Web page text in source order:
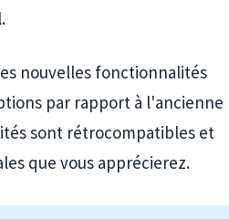
nouvelles fonctionnalités
par rapport à l'ancienne
sont rétrocompatibles et
que vous apprécierez.